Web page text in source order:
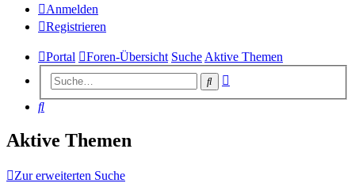
Anmelden
Registrieren
Portal Foren-Übersicht Suche Aktive Themen
Suche
Suche
Aktive Themen
Zur erweiterten Suche